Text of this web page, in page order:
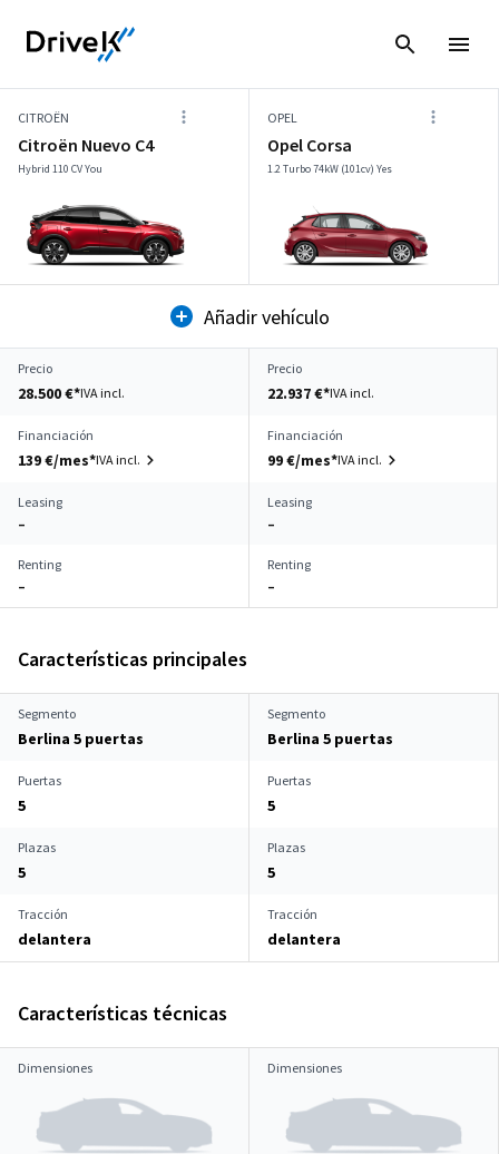
CITROËN
Citroën Nuevo C4
Hybrid 110 CV You
OPEL
Opel Corsa
1.2 Turbo 74kW (101cv) Yes
Añadir vehículo
Precio
28.500 €*IVA incl.
Precio
22.937 €*IVA incl.
Financiación
139 €/mes*IVA incl.
Financiación
99 €/mes*IVA incl.
Leasing
–
Leasing
–
Renting
–
Renting
–
Características principales
Segmento
Berlina 5 puertas
Segmento
Berlina 5 puertas
Puertas
5
Puertas
5
Plazas
5
Plazas
5
Tracción
delantera
Tracción
delantera
Características técnicas
Dimensiones Dimensiones